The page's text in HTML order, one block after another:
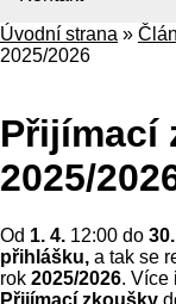
Úvodní strana »
2025/2026
Přijímací
2025/
Od 1. 4. 12:00 do
přihlášku, a tak se
rok 2025/2026. Více